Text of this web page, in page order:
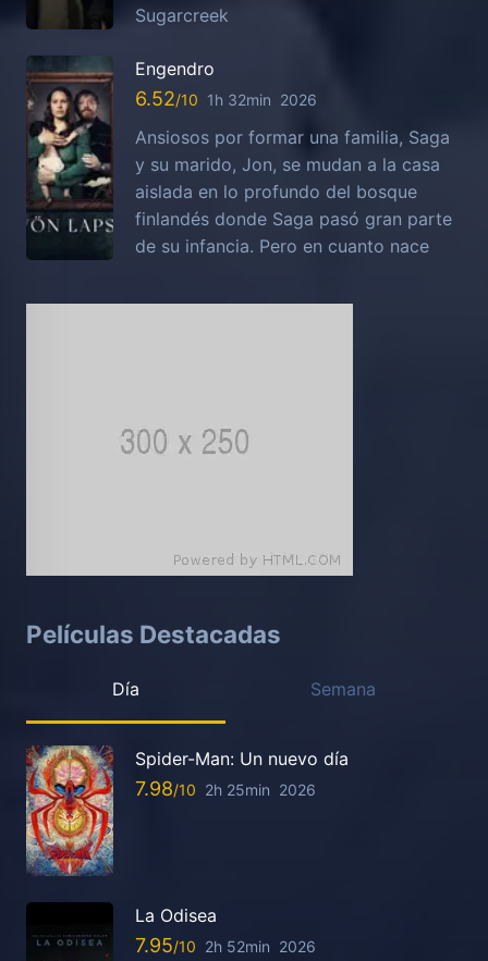
Sugarcreek
Engendro
6.52 1h 32min 2026
Ansiosos por formar una familia, Saga
y su marido, Jon, se mudan a la casa
aislada en lo profundo del bosque
finlandés donde Saga pasó gran parte
de su infancia. Pero en cuanto nace
Películas Destacadas
Día Semana
Spider-Man: Un nuevo día
7.98 2h 25min 2026
La Odisea
7.95 2h 52min 2026